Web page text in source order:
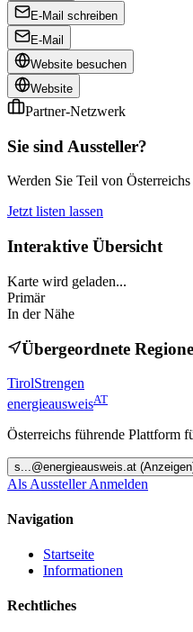
E-Mail schreiben
E-Mail
Website besuchen
Website
Partner-Netzwerk
Sie sind Aussteller?
Werden Sie Teil von
Jetzt listen lassen
Interaktive Übersicht
Karte wird geladen...
Primär
In der Nähe
Übergeordnete
TirolStrengen
energieausweisAT
Österreichs führende Plattform
s ...@energieausweis.at
Als Aussteller Anmelden
Navigation
Startseite
Informationen
Rechtliches